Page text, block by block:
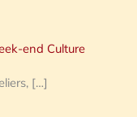
end Culture
[…]